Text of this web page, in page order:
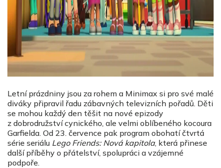
Letní prázdniny jsou za rohem a Minimax si pro své malé
diváky připravil řadu zábavných televizních pořadů. Děti
se mohou každý den těšit na nové epizody
z dobrodružství cynického, ale velmi oblíbeného kocoura
Garfielda. Od 23. července pak program obohatí čtvrtá
série seriálu Lego Friends: Nová kapitola, která přinese
další příběhy o přátelství, spolupráci a vzájemné
podpoře.